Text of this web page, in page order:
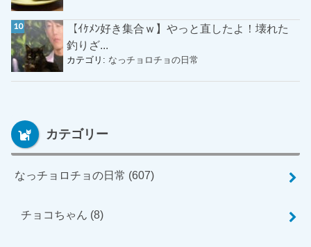
【ｲｹﾒﾝ好き集合ｗ】やっと直したよ！壊れた
釣りざ...
カテゴリ: なっチョロチョの日常
カテゴリー
なっチョロチョの日常 (607)
チョコちゃん (8)